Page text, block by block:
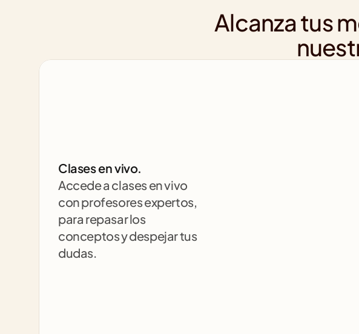
Alcanza tus
Clases en vivo.
Accede a clases en vivo
con profesores expertos,
para repasar los
conceptos y despejar tus
dudas.